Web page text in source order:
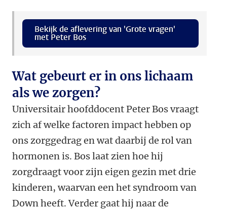
Bekijk de aflevering van 'Grote vragen'
met Peter Bos
Wat gebeurt er in ons lichaam
als we zorgen?
Universitair hoofddocent Peter Bos vraagt
zich af welke factoren impact hebben op
ons zorggedrag en wat daarbij de rol van
hormonen is. Bos laat zien hoe hij
zorgdraagt voor zijn eigen gezin met drie
kinderen, waarvan een het syndroom van
Down heeft. Verder gaat hij naar de